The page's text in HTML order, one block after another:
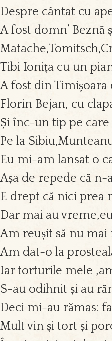
Despre cântat cu
A fost domn’ Beznă
Tibi Ionița cu un
A fost din Timișoara
Florin Bejan, cu
Și înc-un tip pe care
Pe la
Eu mi-am lansat o
Așa de repede că n-
E drept că nici
Dar mai au
Am reușit să nu mai
Am dat-o la
Iar torturile mele
S-au odihnit și au
Deci mi-au rămas:
Mult vin și tort și